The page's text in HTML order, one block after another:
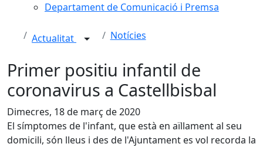
Departament de Comunicació i Premsa
Actualitat Notícies
Primer positiu infantil de
coronavirus a Castellbisbal
Dimecres, 18 de març de 2020
El símptomes de l'infant, que està en aïllament al seu
domicili, són lleus i des de l'Ajuntament es vol recorda la